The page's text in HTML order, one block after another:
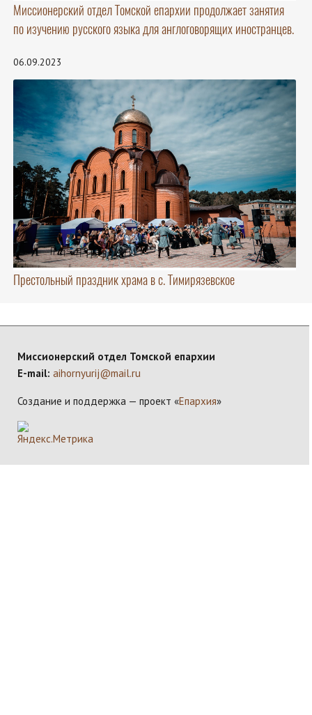
Миссионерский отдел Томской епархии продолжает занятия
по изучению русского языка для англоговорящих иностранцев.
06.09.2023
Престольный праздник храма в с. Тимирязевское
Миссионерский отдел Томской епархии
E-mail: aihornyurij@mail.ru
Создание и поддержка — проект «Епархия»